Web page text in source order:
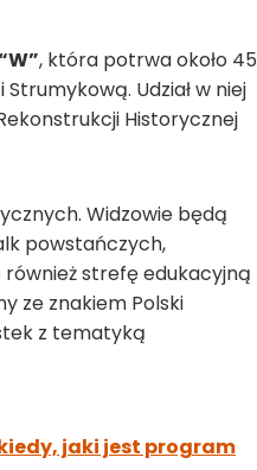
, która potrwa około 45
Udział w niej
Historycznej
Widzowie będą
powstańczych,
również strefę edukacyjną
ze znakiem Polski
z tematyką
jaki jest program